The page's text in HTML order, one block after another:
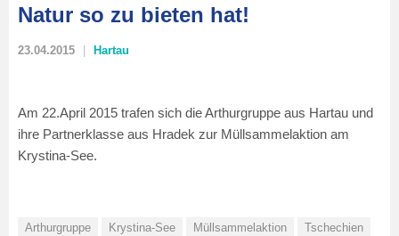
Natur so zu bieten hat!
23.04.2015 Hartau
Am 22.April 2015 trafen sich die Arthurgruppe aus Hartau und
ihre Partnerklasse aus Hradek zur Müllsammelaktion am
Krystina-See.
Arthurgruppe Krystina-See Müllsammelaktion Tschechien